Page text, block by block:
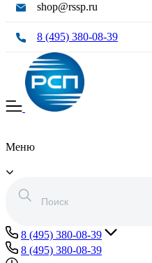
shop@rssp.ru
8 (495) 380-08-39
Меню
8 (495) 380-08-39
8 (495) 380-08-39